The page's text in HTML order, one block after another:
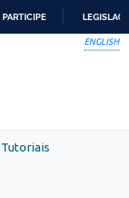
PARTICIPE
ENGLISH
Tutoriais